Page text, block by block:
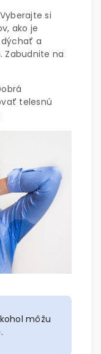
Vyberajte si
ako je
dýchať a
Zabudnite na
telesnú
môžu